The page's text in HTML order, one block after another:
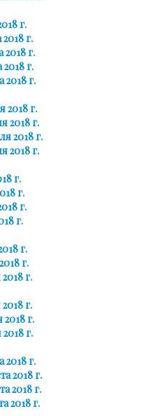
г.
г.
2018 г.
г.
2018 г.
2018 г.
2018 г.
2018 г.
2018 г.
г.
г.
г.
г.
г.
г.
г.
г.
г.
г.
2018 г.
2018 г.
2018 г.
2018 г.